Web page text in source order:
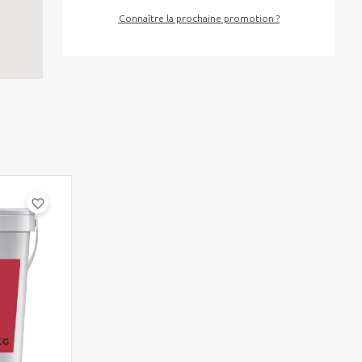
Connaître la prochaine promotion ?
favorite_border